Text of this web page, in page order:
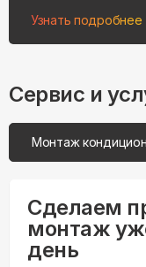
Узнать подробнее
Сервис и
Монтаж
Сделаем
монтаж
день